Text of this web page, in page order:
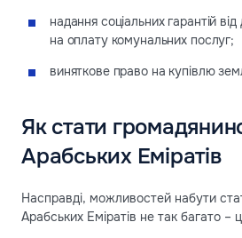
надання соціальних гарантій
на оплату комунальних послуг;
виняткове право на купівлю
Як стати
Арабських Еміратів
Насправді, можливостей набути
Арабських Еміратів не так багато –